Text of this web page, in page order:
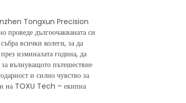
Tongxun Precision
дългоочакваната си
всички колеги, за да
изминалата година, да
вълнуващото пътешествие
и силно чувство за
на TOXU Tech – екипна